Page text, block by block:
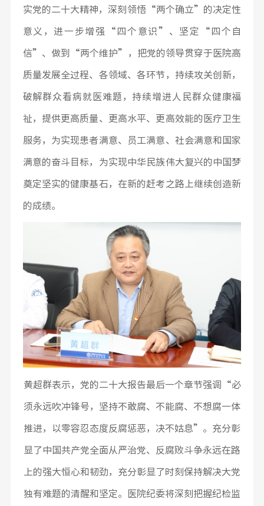
实党的二十大精神，深刻领悟“两个确立”的决定性
意义，进一步增强“四个意识”、坚定“四个自
信”、做到“两个维护”，把党的领导贯穿于医院高
质量发展全过程、各领域、各环节，持续攻关创新，
破解群众看病就医难题，持续增进人民群众健康福
祉，提供更高质量、更高水平、更高效能的医疗卫生
服务，为实现患者满意、员工满意、社会满意和国家
满意的奋斗目标，为实现中华民族伟大复兴的中国梦
奠定坚实的健康基石，在新的赶考之路上继续创造新
的成绩。
黄超群表示，党的二十大报告最后一个章节强调“必
须永远吹冲锋号，坚持不敢腐、不能腐、不想腐一体
推进，以零容忍态度反腐惩恶，决不姑息”。充分彰
显了中国共产党全面从严治党、反腐败斗争永远在路
上的强大恒心和韧劲，充分彰显了时刻保持解决大党
独有难题的清醒和坚定。医院纪委将深刻把握纪检监